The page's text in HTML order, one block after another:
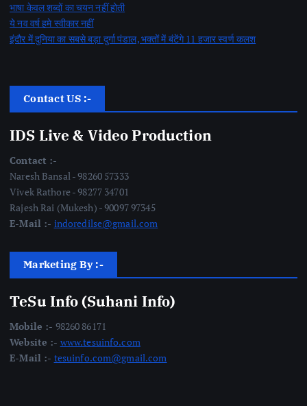
भाषा केवल शब्दों का चयन नहीं होती
ये नव वर्ष हमे स्वीकार नहीं
इंदौर में दुनिया का सबसे बड़ा दुर्गा पंडाल, भक्तों में बंटेंगे 11 हजार स्वर्ण कलश
Contact US :-
IDS Live & Video Production
Contact :-
Naresh Bansal - 98260 57333
Vivek Rathore - 98277 34701
Rajesh Rai (Mukesh) - 90097 97345
E-Mail :- indoredilse@gmail.com
Marketing By :-
TeSu Info (Suhani Info)
Mobile :- 98260 86171
Website :- www.tesuinfo.com
E-Mail :- tesuinfo.com@gmail.com